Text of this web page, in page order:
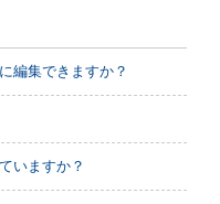
編集できますか？
いますか？